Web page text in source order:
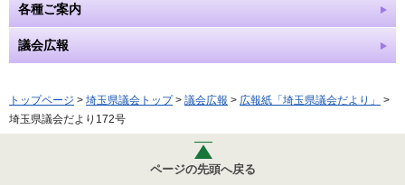
各種ご案内
議会広報
トップページ > 埼玉県議会トップ> 議会広報 > 広報紙「埼玉県議会だより」
>
埼玉県議会だより172号
ページの先頭へ戻る